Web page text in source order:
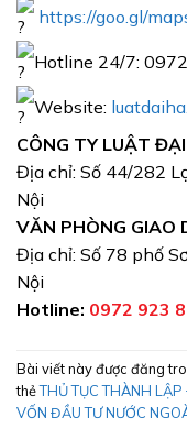
https://goo.gl/
Hotline 24/7:
Website:
CÔNG TY LUẬT
Địa chỉ: Số 44/282
Nội
VĂN PHÒNG GIAO
Địa chỉ: Số 78 phố
Nội
Hotline: 0972 923
Bài viết này được đăng
thẻTHỦ TỤC THÀNH
VỐN ĐẦU TƯ NƯỚC